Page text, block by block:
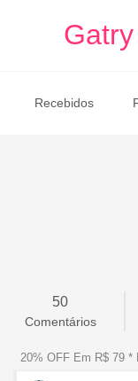
Gatry
Recebidos
50
Comentários
20% OFF Em R$ 79 *